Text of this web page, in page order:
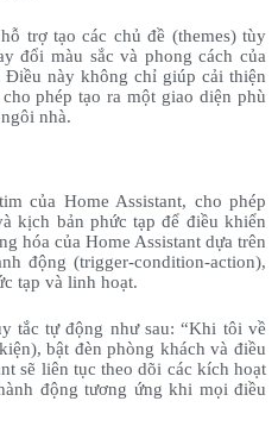
trợ tạo các chủ đề (themes) tùy
đổi màu sắc và phong cách của
Điều này không chỉ giúp cải thiện
phép tạo ra một giao diện phù
nhà.
của Home Assistant, cho phép
kịch bản phức tạp để điều khiển
hóa của Home Assistant dựa trên
động (trigger-condition-action),
tạp và linh hoạt.
tắc tự động như sau: “Khi tôi về
bật đèn phòng khách và điều
sẽ liên tục theo dõi các kích hoạt
động tương ứng khi mọi điều